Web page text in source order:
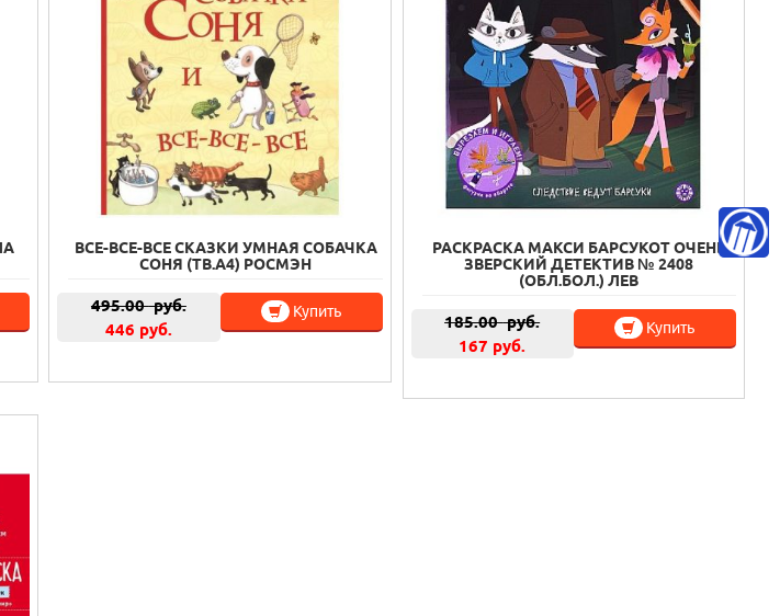
ВСЕ-ВСЕ-ВСЕ СКАЗКИ УМНАЯ СОБАЧКА
СОНЯ (ТВ.А4) РОСМЭН
495.00руб.
446 руб.
Купить
РАСКРАСКА МАКСИ БАРСУКОТ ОЧЕНЬ
ЗВЕРСКИЙ ДЕТЕКТИВ № 2408
(ОБЛ.БОЛ.) ЛЕВ
185.00руб.
167 руб.
Купить